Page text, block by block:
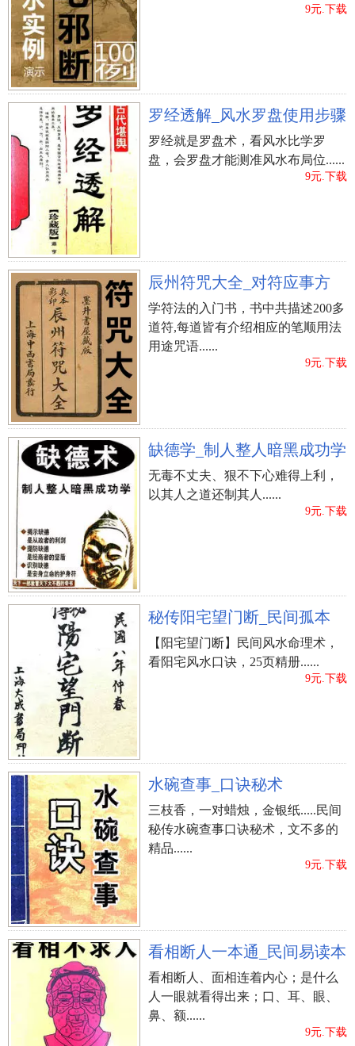
犯罪坐牢。
3.坟上添坟
古典式墓葬，碑用三块石块彻成，或用砖头印
字。封土为墓，时间久了墓土外流，钻石淹埋，产
生平夷的地方。因公墓拥堵，不容易辨别，致新墓
始建旧墓以上。这般一上一下，亡魂躁动不安。在
下之坟，其子孙后代一生低下，永居人下。在上之
坟，其子孙后代作事不如意，忧虑不断。
4.墓葬被踩踏
在当今，绝大多数的墓葬都是会坐落于公共性坟
地，但若其被别人常常走动而成蹊径，呈损坏的情
况，导致亡魂不可以平静，屈处鄙陋，磁感应子孙
后代在社会发展上难成家立业，常受人欺悔，真实
身份低贱，受人迫使，终身难有所作为。
5.墓顶被柱插进
有的建墓职工，为了更好地搭户外帐篷遮日、挡
风遮雨，把竹材支撑插进别人墓葬。被柱头插进墓
顶的亡魂，如同心被戮伤，磁感应其子孙后代出现
意外死伤或被杀。建墓职工干万不能图一时的便
捷，贻害别人，自种恶因。
6.墓葬失窃
大多数富豪之家，陪葬器皿黄金白银丰厚，都是
会造成宵小窃墓盗棺，进而造成 遗骨曝露，流浪狗
啃食，亡魂遗骸毁灭，危害子孙后代道上横尸，退
祖灭宗。阅读推荐：
长命荣华富贵的脸相
9元.下载
罗经透解_风水罗盘使用步骤
罗经就是罗盘术，看风水比学罗
盘，会罗盘才能测准风水布局位......
9元.下载
辰州符咒大全_对符应事方
学符法的入门书，书中共描述200多
道符,每道皆有介绍相应的笔顺用法
用途咒语......
9元.下载
缺德学_制人整人暗黑成功学
无毒不丈夫、狠不下心难得上利，
以其人之道还制其人......
9元.下载
秘传阳宅望门断_民间孤本
【阳宅望门断】民间风水命理术，
看阳宅风水口诀，25页精册......
9元.下载
水碗查事_口诀秘术
三枝香，一对蜡烛，金银纸.....民间
秘传水碗查事口诀秘术，文不多的
精品......
9元.下载
看相断人一本通_民间易读本
看相断人、面相连着内心；是什么
人一眼就看得出来；口、耳、眼、
鼻、额......
9元.下载